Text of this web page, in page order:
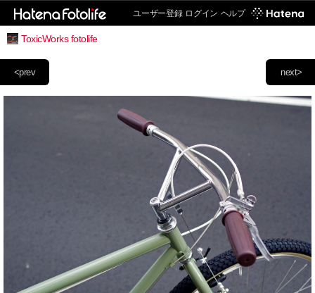
ユーザー登録 ログイン ヘルプ
ToxicWorks fotolife
next>
<prev